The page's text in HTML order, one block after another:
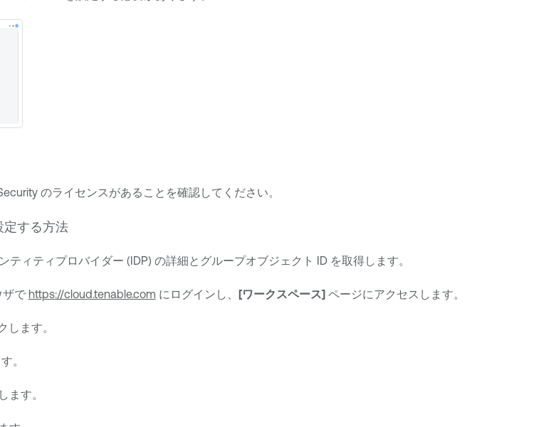
のライセンスがあることを確認してください。
する方法
ティティプロバイダー (IDP) の詳細とグループオブジェクト ID を取得します。
ザで https://cloud.tenable.com にログインし、 [ワークスペース]ページにアクセスします。
します。
。
ます。